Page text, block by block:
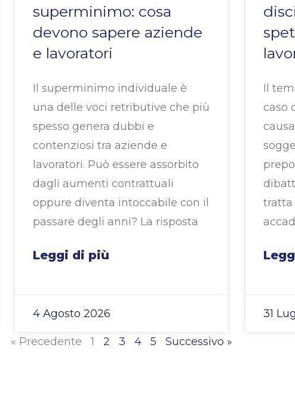
superminimo: cosa
devono sapere aziende
e lavoratori
Il superminimo individuale è
una delle voci retributive che più
spesso genera dubbi e
contenziosi tra aziende e
lavoratori. Può essere assorbito
dagli aumenti contrattuali
oppure diventa intoccabile con il
passare degli anni? La risposta
Leggi di più
4 Agosto 2026
Il
caso
tratta
31
« Precedente 1 2 3 4 5 Successivo »